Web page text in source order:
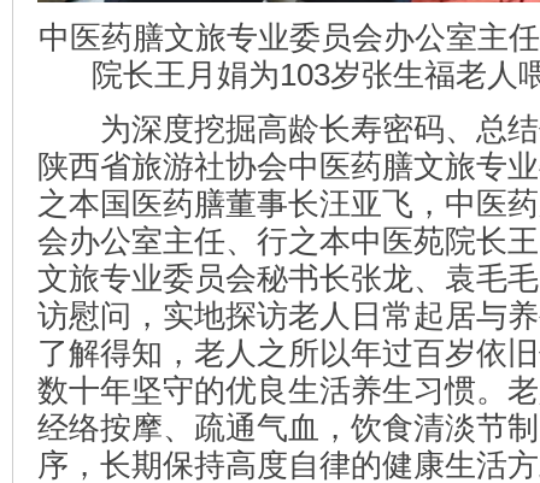
中医药膳文旅专业委员会办公室主
院长王月娟为103岁张生福老人
为深度挖掘高龄长寿密码、总结
陕西省旅游社协会中医药膳文旅专
之本国医药膳董事长汪亚飞，中医
会办公室主任、行之本中医苑院长
文旅专业委员会秘书长张龙、袁毛
访慰问，实地探访老人日常起居与
了解得知，老人之所以年过百岁依
数十年坚守的优良生活养生习惯。
经络按摩、疏通气血，饮食清淡节
序，长期保持高度自律的健康生活